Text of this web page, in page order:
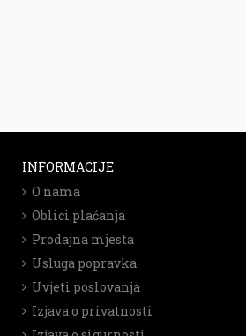
INFORMACIJE
O nama
Oblici plaćanja
Prodajna mjesta
Usluga popravka
Uvjeti poslovanja
Izjava o privatnosti